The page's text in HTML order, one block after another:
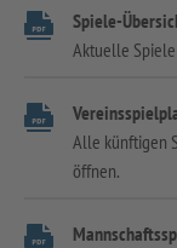
Spiele-
Aktuelle
Alle künftigen
öffnen.